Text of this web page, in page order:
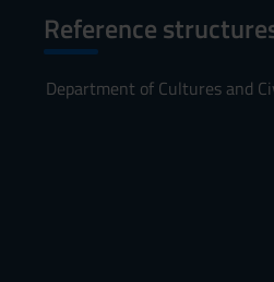
Reference
Department of Cultures and